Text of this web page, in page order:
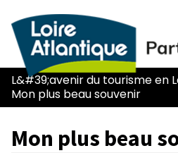
L&#39;avenir du tourisme en
Mon plus beau souvenir
Mon plus beau